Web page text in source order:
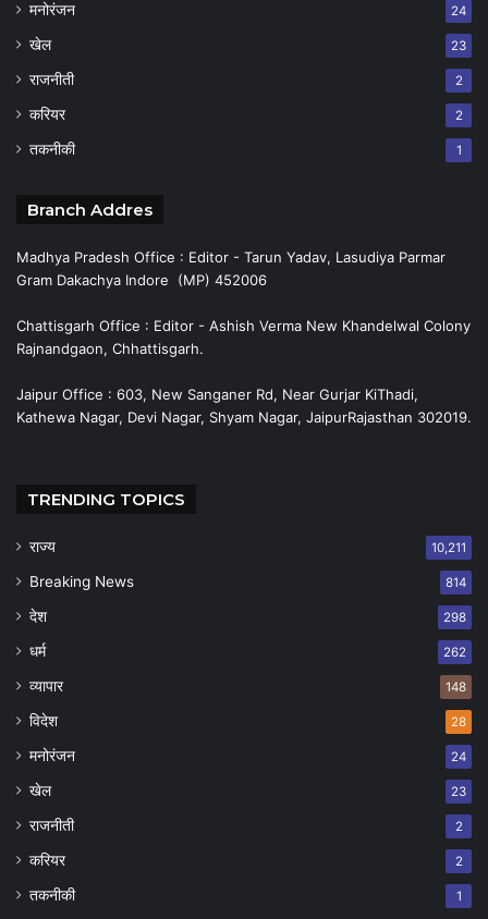
मनोरंजन 24
खेल 23
राजनीती 2
करियर 2
तकनीकी 1
Branch Addres
Madhya Pradesh Office : Editor - Tarun Yadav, Lasudiya Parmar
Gram Dakachya Indore (MP) 452006
Chattisgarh Office : Editor - Ashish Verma New Khandelwal Colony
Rajnandgaon, Chhattisgarh.
Jaipur Office : 603, New Sanganer Rd, Near Gurjar KiThadi,
Kathewa Nagar, Devi Nagar, Shyam Nagar, JaipurRajasthan 302019.
TRENDING TOPICS
राज्य 10,211
Breaking News 814
देश 298
धर्म 262
व्यापार 148
विदेश 28
मनोरंजन 24
खेल 23
राजनीती 2
करियर 2
तकनीकी 1